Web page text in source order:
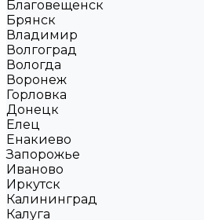
Благовещенск
Брянск
Владимир
Волгоград
Вологда
Воронеж
Горловка
Донецк
Елец
Енакиево
Запорожье
Иваново
Иркутск
Калининград
Калуга